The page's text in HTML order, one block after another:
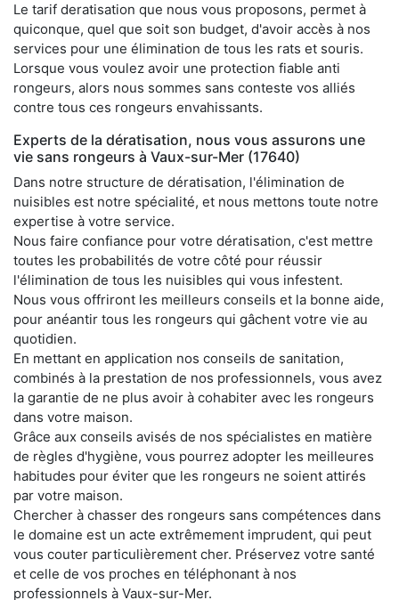
Le tarif deratisation que nous vous proposons, permet à
quiconque, quel que soit son budget, d'avoir accès à nos
services pour une élimination de tous les rats et souris.
Lorsque vous voulez avoir une protection fiable anti
rongeurs, alors nous sommes sans conteste vos alliés
contre tous ces rongeurs envahissants.
Experts de la dératisation, nous vous assurons une
vie sans rongeurs à Vaux-sur-Mer (17640)
Dans notre structure de dératisation, l'élimination de
nuisibles est notre spécialité, et nous mettons toute notre
expertise à votre service.
Nous faire confiance pour votre dératisation, c'est mettre
toutes les probabilités de votre côté pour réussir
l'élimination de tous les nuisibles qui vous infestent.
Nous vous offriront les meilleurs conseils et la bonne aide,
pour anéantir tous les rongeurs qui gâchent votre vie au
quotidien.
En mettant en application nos conseils de sanitation,
combinés à la prestation de nos professionnels, vous avez
la garantie de ne plus avoir à cohabiter avec les rongeurs
dans votre maison.
Grâce aux conseils avisés de nos spécialistes en matière
de règles d'hygiène, vous pourrez adopter les meilleures
habitudes pour éviter que les rongeurs ne soient attirés
par votre maison.
Chercher à chasser des rongeurs sans compétences dans
le domaine est un acte extrêmement imprudent, qui peut
vous couter particulièrement cher. Préservez votre santé
et celle de vos proches en téléphonant à nos
professionnels à Vaux-sur-Mer.